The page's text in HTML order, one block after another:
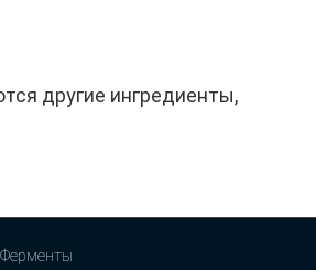
другие ингредиенты,
Ферменты